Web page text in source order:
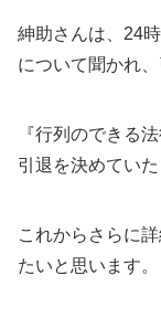
紳助さんは、24
について聞かれ
『行列のできる
引退を決めてい
これからさらに
たいと思います。